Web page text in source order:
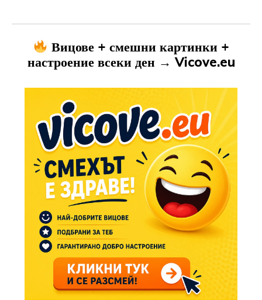
Вицове + смешни картинки +
настроение всеки ден → Vicove.eu